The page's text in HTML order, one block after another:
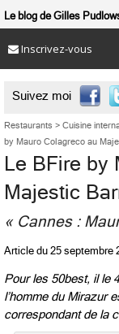
Le blog de Gilles
Inscrivez-vous
Suivez moi
Restaurants > Cuisine
by Mauro Colagreco au
Le BFire by
Majestic
« Cannes :
Article du 25 septembre
Pour les 50best, il le
l’homme du Mirazur
correspondant de la